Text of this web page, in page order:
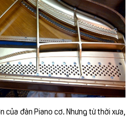
của đàn Piano cơ. Nhưng từ thời xưa,